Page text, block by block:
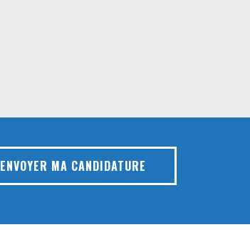
ENVOYER MA CANDIDATURE